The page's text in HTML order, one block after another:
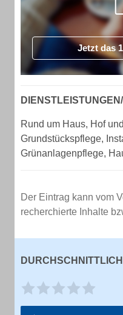
Jetzt das
Rund um Haus, Hof
Grundstückspflege,
Grünanlagenpflege,
Der Eintrag kann vom
recherchierte Inhalte